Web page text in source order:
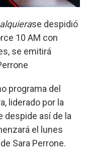
se despidió
10 AM con
se emitirá
programa del
liderado por la
despide así de la
el lunes
Sara Perrone.